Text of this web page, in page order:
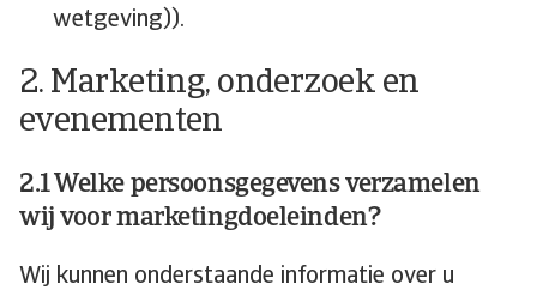
wetgeving)).
2. Marketing, onderzoek en
evenementen
2.1 Welke persoonsgegevens verzamelen
wij voor marketingdoeleinden?
Wij kunnen onderstaande informatie over u